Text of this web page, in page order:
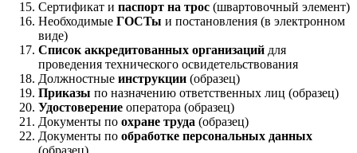
Сертификат и паспорт на трос (швартовочный элемент)
Необходимые ГОСТы и постановления (в электронном
виде)
Список аккредитованных организаций для
проведения технического освидетельствования
Должностные инструкции (образец)
Приказы по назначению ответственных лиц (образец)
Удостоверение оператора (образец)
Документы по охране труда (образец)
Документы по обработке персональных данных
(образец)